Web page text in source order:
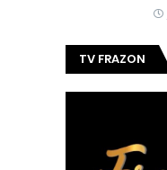
TV FRAZON